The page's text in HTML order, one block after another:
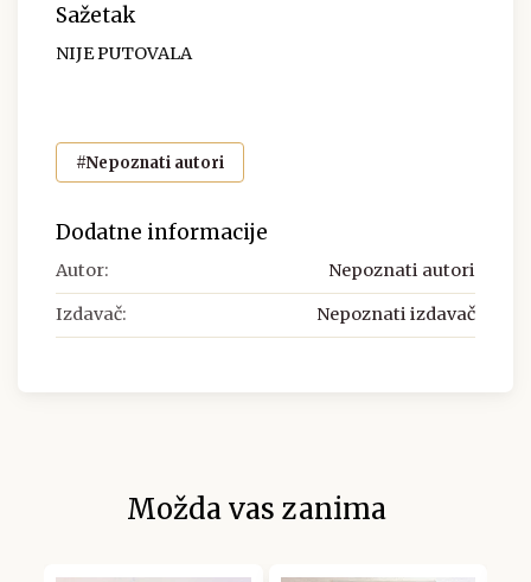
Sažetak
NIJE PUTOVALA
#Nepoznati autori
Dodatne informacije
Autor: Nepoznati autori
Izdavač: Nepoznati izdavač
Možda vas zanima